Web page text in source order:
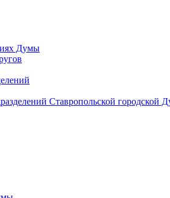
Думы
Ставропольской городской